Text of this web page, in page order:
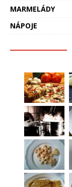
MARMELÁDY
NÁPOJE